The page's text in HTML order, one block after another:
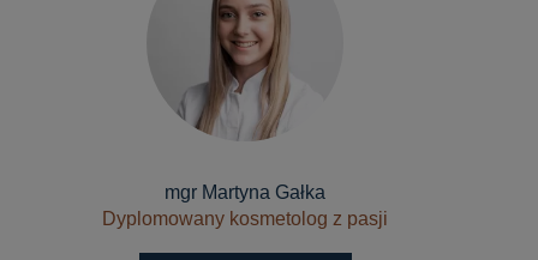
mgr Martyna Gałka
Dyplomowany kosmetolog z pasji